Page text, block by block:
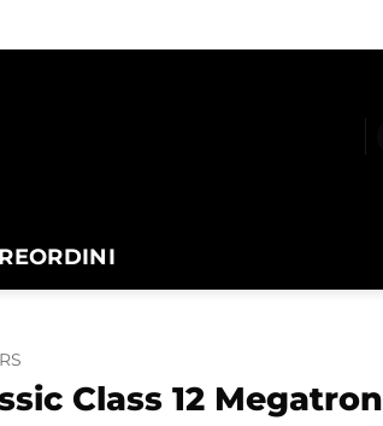
Class 12 Megatron